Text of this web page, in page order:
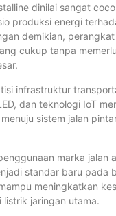
dinilai sangat
produksi energi
demikian,
cukup tanpa
infrastruktur
dan teknologi IoT
sistem jalan
marka jalan
standar baru pada
meningkatkan
listrik jaringan utama.